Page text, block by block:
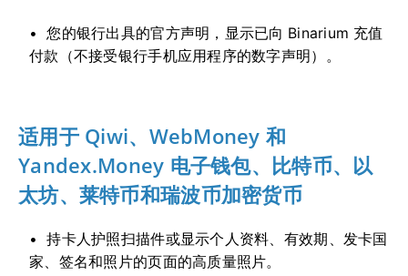
您的银行出具的官方声明，显示已向 Binarium 充值
付款（不接受银行手机应用程序的数字声明）。
适用于 Qiwi、WebMoney 和
Yandex.Money 电子钱包、比特币、以
太坊、莱特币和瑞波币加密货币
持卡人护照扫描件或显示个人资料、有效期、发卡国
家、签名和照片的页面的高质量照片。